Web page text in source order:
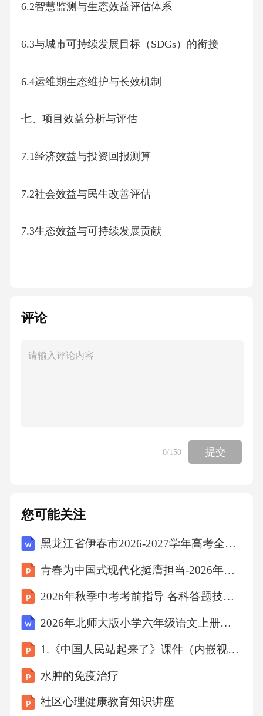
6.2智慧监测与生态效益评估体系
6.3与城市可持续发展目标（SDGs）的衔接
6.4运维期生态维护与长效机制
七、项目效益分析与评估
7.1经济效益与投资回报测算
7.2社会效益与民生改善评估
7.3生态效益与可持续发展贡献
9.3风险传递与责任界定机制
9.4长效风险监控与经验反馈机制
十、项目推广与应用前景
10.1技术标准化与行业推广路径
评论
0/150 提交
您可能关注
黑龙江省伊春市2026-2027学年高考全国统考预测密卷物理试卷（含答案解析）
青春为中国式现代化挺膺担当-2026年秋季开学大学新生青春奋斗宣讲
2026年秋季中考考前指导 各科答题技巧总结
2026年北师大版小学六年级语文上册第8单元第24课《少年闰土》课时教案
1.《中国人民站起来了》课件（内嵌视频）026-2027学年统编版高二语文选择性必修上册
水肿的免疫治疗
社区心理健康教育知识讲座